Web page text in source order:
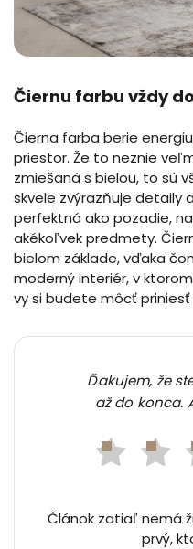
Čiernu farbu vždy
Čierna farba berie
priestor. Že to neznie
zmiešaná s bielou, to sú
skvele zvýrazňuje detaily
perfektná ako pozadie,
akékoľvek predmety.
bielom základe, vďaka
moderný interiér, v
vy si budete môcť
Ďakujem, že
až do konca.
Článok zatiaľ nemá
prvý,